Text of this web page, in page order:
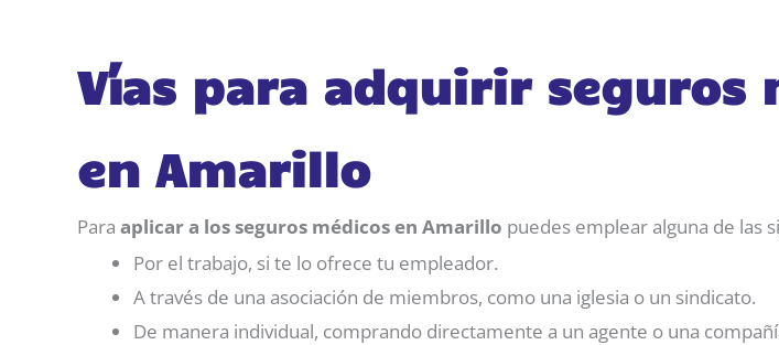
Vías para adquirir seguros
en Amarillo
Para aplicar a los seguros médicos en Amarillo puedes emplear alguna de las
Por el trabajo, si te lo ofrece tu empleador.
A través de una asociación de miembros, como una iglesia o un sindicato.
De manera individual, comprando directamente a un agente o una